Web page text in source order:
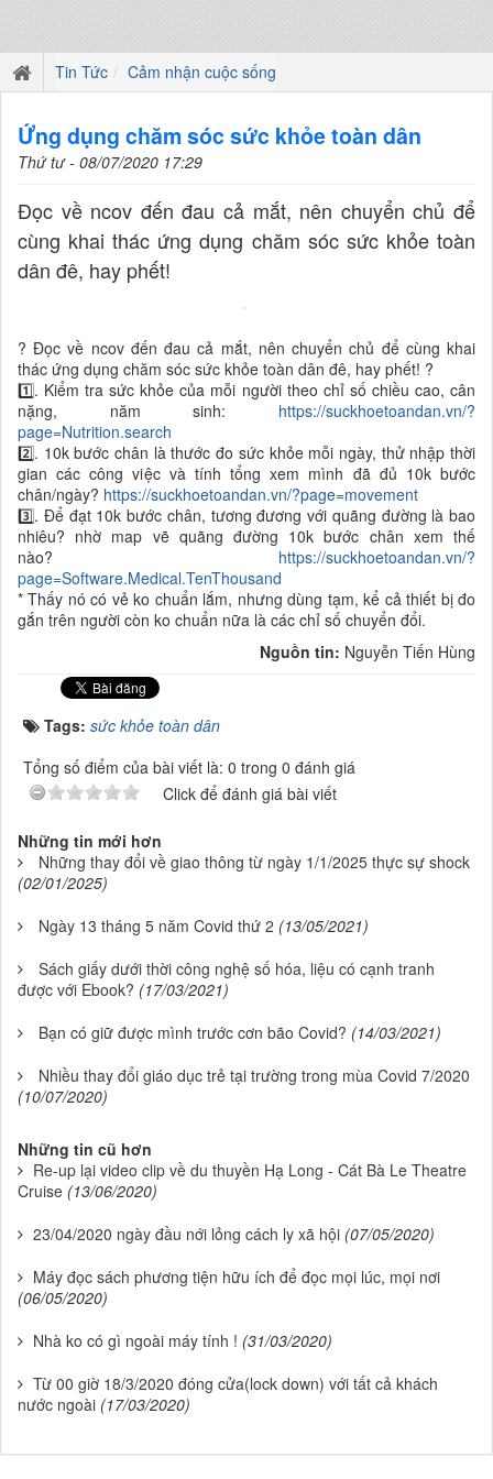
Tin Tức Cảm nhận cuộc sống
Ứng dụng chăm sóc sức khỏe toàn dân
Thứ tư - 08/07/2020 17:29
Đọc về ncov đến đau cả mắt, nên chuyển chủ để
cùng khai thác ứng dụng chăm sóc sức khỏe toàn
dân đê, hay phết!
? Đọc về ncov đến đau cả mắt, nên chuyển chủ để cùng khai
thác ứng dụng chăm sóc sức khỏe toàn dân đê, hay phết! ?
1️⃣. Kiểm tra sức khỏe của mỗi người theo chỉ số chiều cao, cân
nặng, năm sinh: https://suckhoetoandan.vn/?
page=Nutrition.search
2️⃣. 10k bước chân là thước đo sức khỏe mỗi ngày, thử nhập thời
gian các công việc và tính tổng xem mình đã đủ 10k bước
chân/ngày? https://suckhoetoandan.vn/?page=movement
3️⃣. Để đạt 10k bước chân, tương đương với quãng đường là bao
nhiêu? nhờ map vẽ quãng đường 10k bước chân xem thế
nào? https://suckhoetoandan.vn/?
page=Software.Medical.TenThousand
* Thấy nó có vẻ ko chuẩn lắm, nhưng dùng tạm, kể cả thiết bị đo
gắn trên người còn ko chuẩn nữa là các chỉ số chuyển đổi.
Nguồn tin: Nguyễn Tiến Hùng
Tags: sức khỏe toàn dân
Tổng số điểm của bài viết là: 0 trong 0 đánh giá
Click để đánh giá bài viết
Những tin mới hơn
Những thay đổi về giao thông từ ngày 1/1/2025 thực sự shock
(02/01/2025)
Ngày 13 tháng 5 năm Covid thứ 2 (13/05/2021)
Sách giấy dưới thời công nghệ số hóa, liệu có cạnh tranh
được với Ebook? (17/03/2021)
Bạn có giữ được mình trước cơn bão Covid? (14/03/2021)
Nhiều thay đổi giáo dục trẻ tại trường trong mùa Covid 7/2020
(10/07/2020)
Những tin cũ hơn
Re-up lại video clip về du thuyền Hạ Long - Cát Bà Le Theatre
Cruise (13/06/2020)
23/04/2020 ngày đầu nới lỏng cách ly xã hội (07/05/2020)
Máy đọc sách phương tiện hữu ích để đọc mọi lúc, mọi nơi
(06/05/2020)
Nhà ko có gì ngoài máy tính ! (31/03/2020)
Từ 00 giờ 18/3/2020 đóng cửa(lock down) với tất cả khách
nước ngoài (17/03/2020)